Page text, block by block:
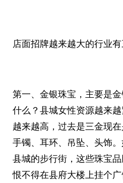
店面招牌越来越大的行业有
第一、金银珠宝，主要是
什么？县城女性资源越来
越来越高，过去是三金现在
手镯、耳环、吊坠、头饰
县城的步行街，这些珠宝
恨不得在县府大楼上挂个广